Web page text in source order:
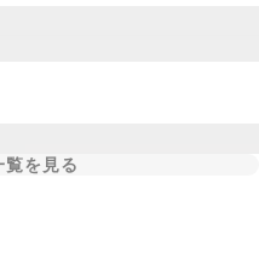
覧を見る